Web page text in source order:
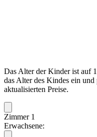
Das Alter der Kinder ist auf
das Alter des Kindes ein
aktualisierten Preise.
Zimmer 1
Erwachsene: